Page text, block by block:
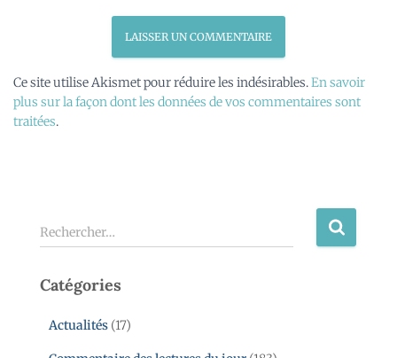
Ce site utilise Akismet pour réduire les indésirables.En savoir
plus sur la façon dont les données de vos commentaires sont
traitées.
Rechercher…
Catégories
Actualités (17)